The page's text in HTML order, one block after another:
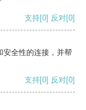
支持[0] 反对[0]
安全性的连接，并帮
支持[0] 反对[0]